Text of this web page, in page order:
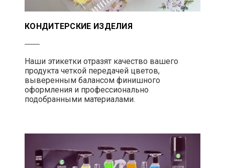
КОНДИТЕРСКИЕ ИЗДЕЛИЯ
Наши этикетки отразят качество вашего
продукта четкой передачей цветов,
выверенным балансом финишного
оформления и профессионально
подобранными материалами.